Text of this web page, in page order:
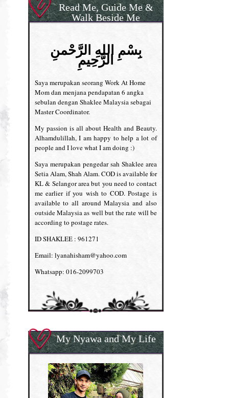
Read Me, Guide Me &
Walk Beside Me
بِسْمِ اللهِ الرَّحْمنِ
الرَّحِيمِ
Saya merupakan seorang Work At Home
Mom dan menjana pendapatan 6 angka
sebulan dengan Shaklee Malaysia sebagai
Master Coordinator.
My passion is all about Health and Beauty.
Alhamdulillah, I am happy to help a lot of
people and I love what I am doing :)
Saya merupakan pengedar sah Shaklee area
Setia Alam, Shah Alam. COD is available for
KL & Selangor area but you need to contact
me earlier if you wish to COD. Postage is
available to all around Malaysia and also
outside Malaysia as well but the rate will be
according to postage rates.
ID SHAKLEE : 961271
Email: lyanahisham@yahoo.com
Whatsapp: 016-2099703
My Nyawa and My Life